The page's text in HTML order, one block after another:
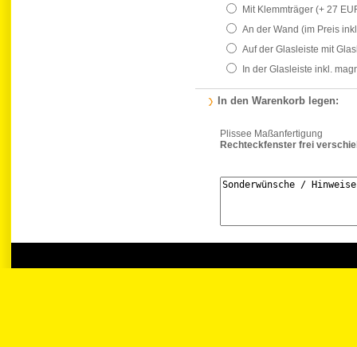
Mit Klemmträger (+ 27
An der Wand (im Preis
Auf der Glasleiste mit
In der Glasleiste inkl.
In den Warenkorb legen:
Plissee Maßanfertigung
Rechteckfenster frei